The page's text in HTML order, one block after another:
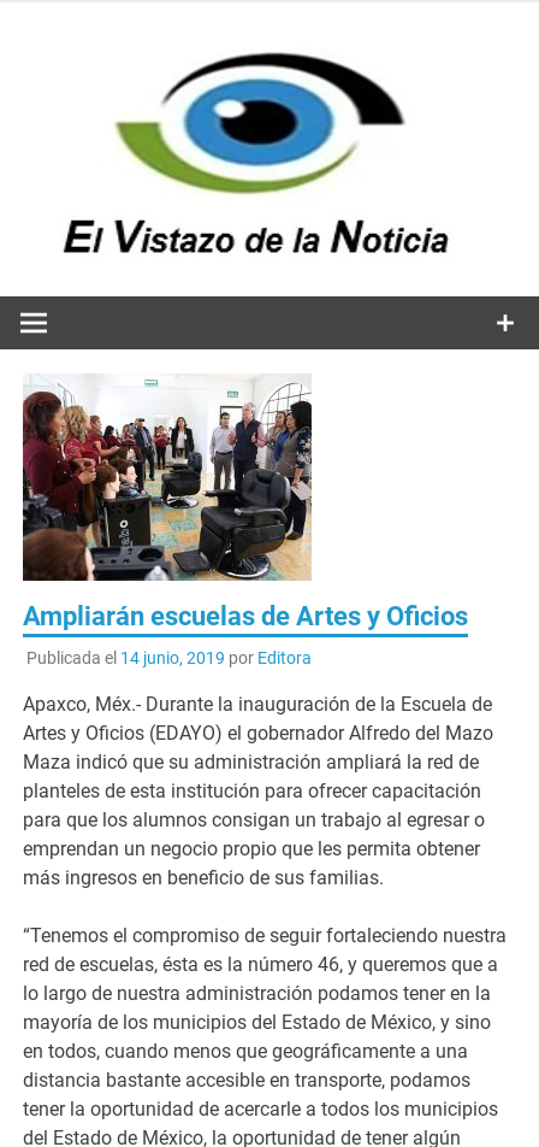
Ampliarán escuelas de Artes y Oficios
Publicada el 14 junio, 2019 por Editora
Apaxco, Méx.- Durante la inauguración de la Escuela de
Artes y Oficios (EDAYO) el gobernador Alfredo del Mazo
Maza indicó que su administración ampliará la red de
planteles de esta institución para ofrecer capacitación
para que los alumnos consigan un trabajo al egresar o
emprendan un negocio propio que les permita obtener
más ingresos en beneficio de sus familias.
“Tenemos el compromiso de seguir fortaleciendo nuestra
red de escuelas, ésta es la número 46, y queremos que a
lo largo de nuestra administración podamos tener en la
mayoría de los municipios del Estado de México, y sino
en todos, cuando menos que geográficamente a una
distancia bastante accesible en transporte, podamos
tener la oportunidad de acercarle a todos los municipios
del Estado de México, la oportunidad de tener algún